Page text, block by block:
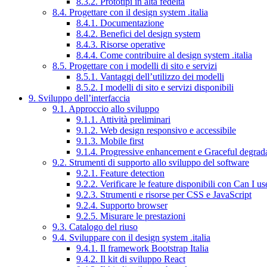
8.4. Progettare con il design system .italia
8.4.1. Documentazione
8.4.2. Benefici del design system
8.4.3. Risorse operative
8.4.4. Come contribuire al design system .italia
8.5. Progettare con i modelli di sito e servizi
8.5.1. Vantaggi dell’utilizzo dei modelli
8.5.2. I modelli di sito e servizi disponibili
9. Sviluppo dell’interfaccia
9.1. Approccio allo sviluppo
9.1.1. Attività preliminari
9.1.2. Web design responsivo e accessibile
9.1.3. Mobile first
9.1.4. Progressive enhancement e Graceful
9.2. Strumenti di supporto allo sviluppo del software
9.2.1. Feature detection
9.2.2. Verificare le feature disponibili con Can I
9.2.3. Strumenti e risorse per CSS e JavaScript
9.2.4. Supporto browser
9.2.5. Misurare le prestazioni
9.3. Catalogo del riuso
9.4. Sviluppare con il design system .italia
9.4.1. Il framework Bootstrap Italia
9.4.2. Il kit di sviluppo React